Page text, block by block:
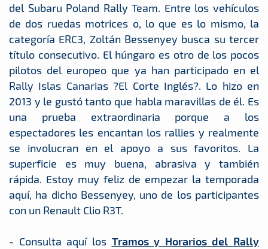
del Subaru Poland Rally Team. Entre los vehículos
de dos ruedas motrices o, lo que es lo mismo, la
categoría ERC3, Zoltán Bessenyey busca su tercer
título consecutivo. El húngaro es otro de los pocos
pilotos del europeo que ya han participado en el
Rally Islas Canarias ?El Corte Inglés?. Lo hizo en
2013 y le gustó tanto que habla maravillas de él. Es
una prueba extraordinaria porque a los
espectadores les encantan los rallies y realmente
se involucran en el apoyo a sus favoritos. La
superficie es muy buena, abrasiva y también
rápida. Estoy muy feliz de empezar la temporada
aquí, ha dicho Bessenyey, uno de los participantes
con un Renault Clio R3T.
- Consulta aquí los Tramos y Horarios del Rally